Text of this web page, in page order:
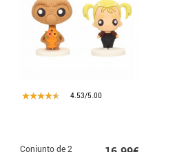
4.53/5.00
Conjunto de 2